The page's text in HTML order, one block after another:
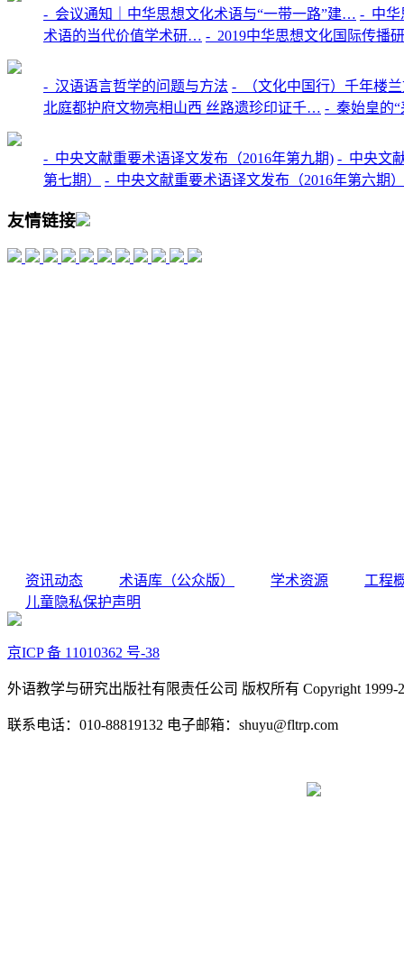
- 会议通知｜中华思想文化术语与“一带一路”建… - 中
术语的当代价值学术研… - 2019中华思想文化国际传播
- 汉语语言哲学的问题与方法 -
（文化中国行）千年楼
北庭都护府文物亮相山西 丝路遗珍印证千… - 秦始皇的“
- 中央文献重要术语译文发布（2016年第九期) - 中央文
第七期）
- 中央文献重要术语译文发布（2016年第六期）
友情链接
资讯动态 术语库（公众版） 学术资源
工程
儿童隐私保护声明
京ICP 备 11010362 号-38
外语教学与研究出版社有限责任公司 版权所有 Copyright 1999-
联系电话：010-88819132 电子邮箱：shuyu@fltrp.com